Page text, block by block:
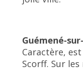
Guémené‑sur‑
Caractère,
Scorff. Sur